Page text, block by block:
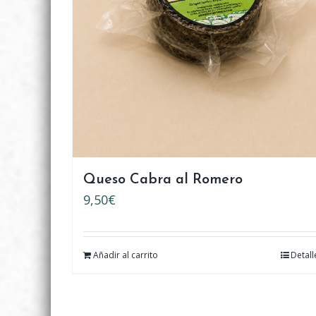
Queso Cabra al Romero
9,50€
Añadir al carrito